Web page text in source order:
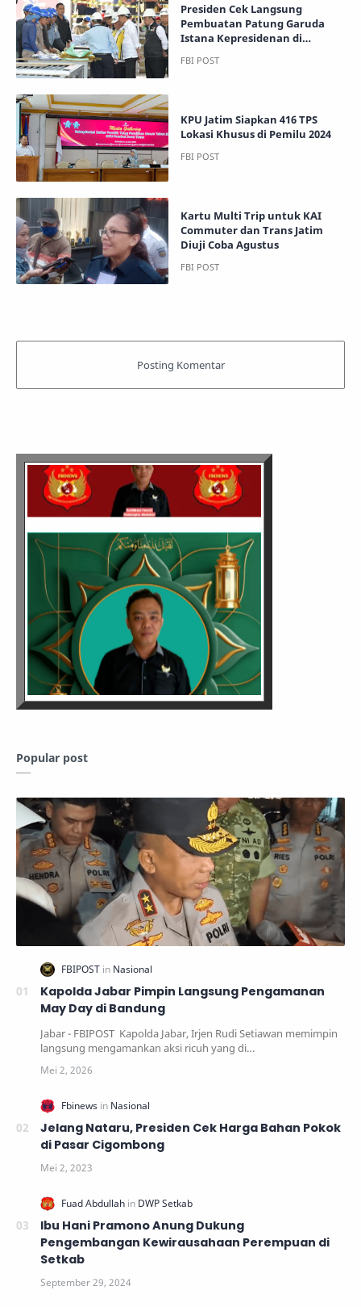
Presiden Cek Langsung
Pembuatan Patung Garuda
Istana Kepresidenan di
KPU Jatim Siapkan 416 TPS
Lokasi Khusus di Pemilu 2024
Kartu Multi Trip untuk KAI
Commuter dan Trans Jatim
Diuji Coba Agustus
Popular post
Kapolda Jabar Pimpin Langsung Pengamanan
May Day di Bandung
Jabar - FBIPOST Kapolda Jabar, Irjen Rudi Setiawan memimpin
langsung mengamankan aksi ricuh yang di…
Jelang Nataru, Presiden Cek Harga Bahan Pokok
di Pasar Cigombong
Ibu Hani Pramono Anung Dukung
Pengembangan Kewirausahaan Perempuan di
Setkab